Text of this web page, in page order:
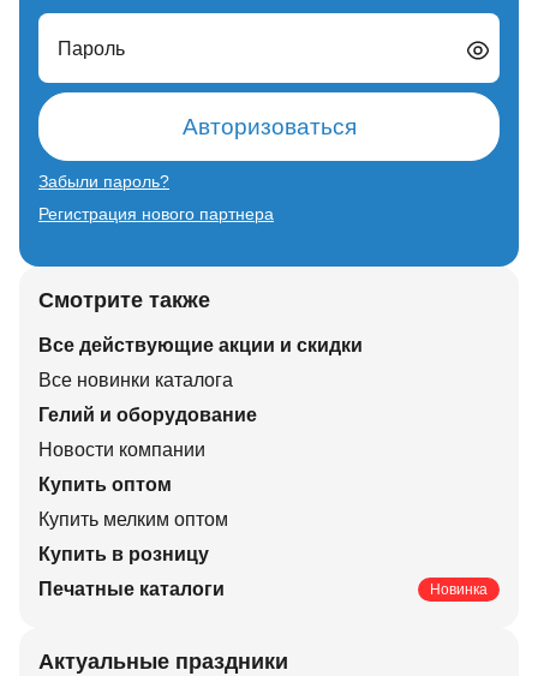
Пароль
Авторизоваться
Забыли пароль?
Регистрация нового партнера
Смотрите также
Все действующие акции и скидки
Все новинки каталога
Гелий и оборудование
Новости компании
Купить оптом
Купить мелким оптом
Купить в розницу
Печатные каталоги
Новинка
Актуальные праздники